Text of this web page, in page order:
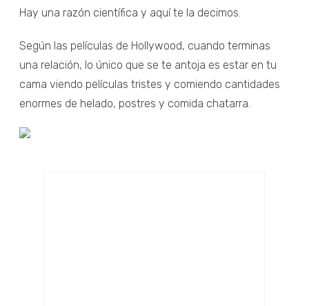
Hay una razón científica y aquí te la decimos.
Según las películas de Hollywood, cuando terminas
una relación, lo único que se te antoja es estar en tu
cama viendo películas tristes y comiendo cantidades
enormes de helado, postres y comida chatarra.